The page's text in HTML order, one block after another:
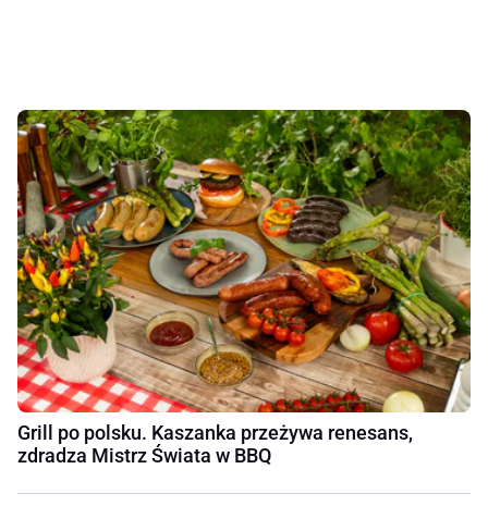
Grill po polsku. Kaszanka przeżywa renesans,
zdradza Mistrz Świata w BBQ